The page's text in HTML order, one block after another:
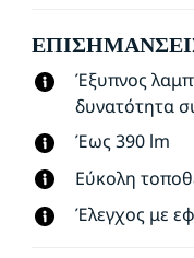
Έξυπνος
δυνατότητα
Έως 390 lm
Εύκολη
Έλεγχος με